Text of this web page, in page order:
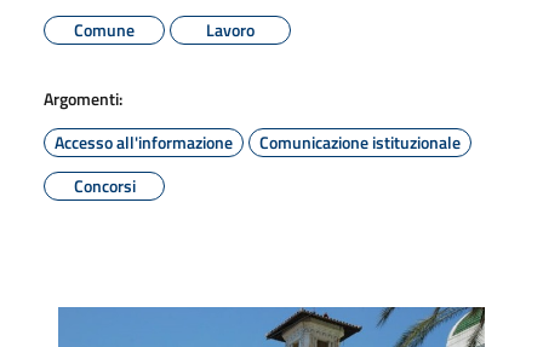
Comune
Lavoro
Argomenti:
Accesso all'informazione
Comunicazione istituzionale
Concorsi